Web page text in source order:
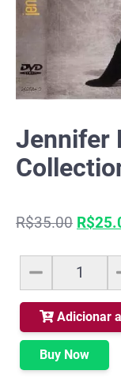
Jennifer
R$35.00 O
era:
R$
-
DVD
Video
Collection
quantidade
Adicionar
Buy Now